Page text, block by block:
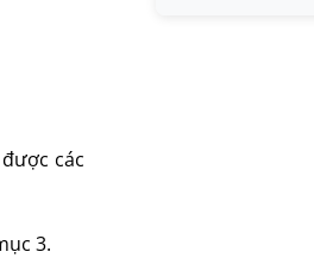
các
3.